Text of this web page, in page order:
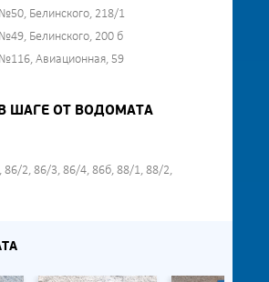
Белинского, 218/1
Белинского, 200 б
Авиационная, 59
ШАГЕ ОТ ВОДОМАТА
86/2, 86/3, 86/4, 86б, 88/1, 88/2,